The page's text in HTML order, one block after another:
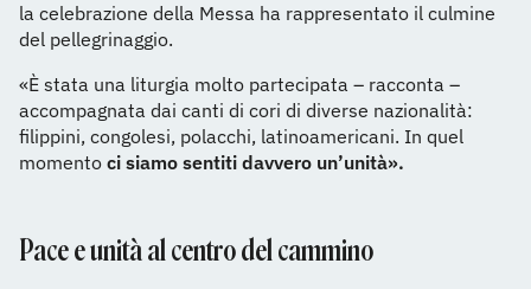
la celebrazione della Messa ha rappresentato il culmine
del pellegrinaggio.
«È stata una liturgia molto partecipata – racconta –
accompagnata dai canti di cori di diverse nazionalità:
filippini, congolesi, polacchi, latinoamericani. In quel
momento ci siamo sentiti davvero un’unità».
Pace e unità al centro del cammino